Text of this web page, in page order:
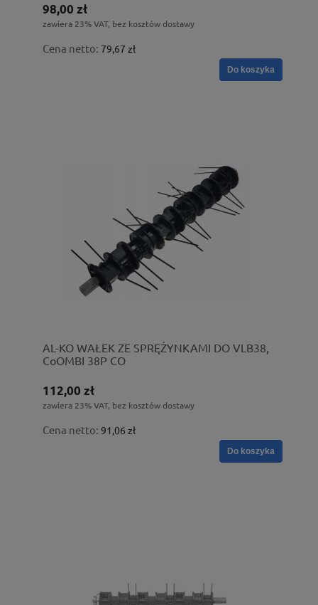
98,00 zł
zawiera 23% VAT, bez kosztów dostawy
Cena netto: 79,67 zł
Do koszyka
AL-KO WAŁEK ZE SPRĘŻYNKAMI DO VLB38,
CoOMBI 38P CO
112,00 zł
zawiera 23% VAT, bez kosztów dostawy
Cena netto: 91,06 zł
Do koszyka